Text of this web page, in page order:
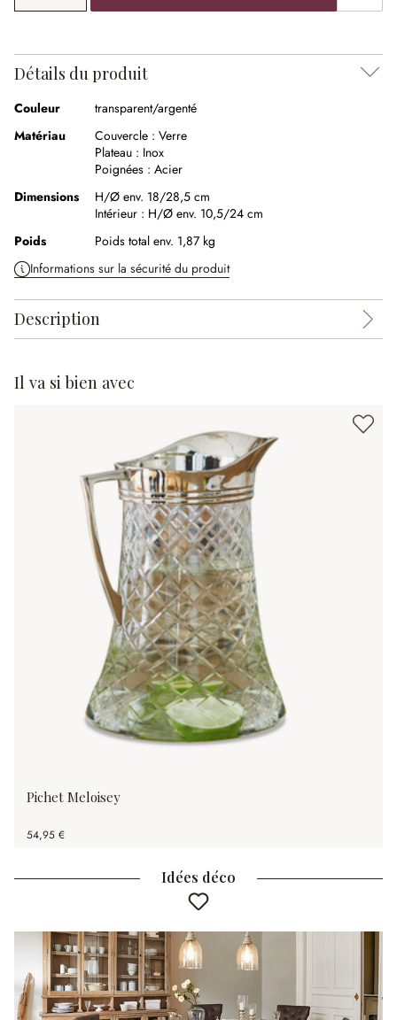
Détails du produit
Couleur
transparent/argenté
Matériau
Couvercle : Verre
Plateau : Inox
Poignées : Acier
Dimensions
H/Ø env. 18/28,5 cm
Intérieur : H/Ø env. 10,5/24 cm
Poids
Poids total env. 1,87 kg
Informations sur la sécurité du produit
Description
Il va si bien avec
Pichet Meloisey
54,95 €
Idées déco